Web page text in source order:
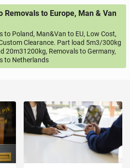
Removals to Europe, Man & Van
to Poland, Man&Van to EU, Low Cost,
Clearance. Part load 5m3/300kg
20m31200kg, Removals to Germany,
to Netherlands